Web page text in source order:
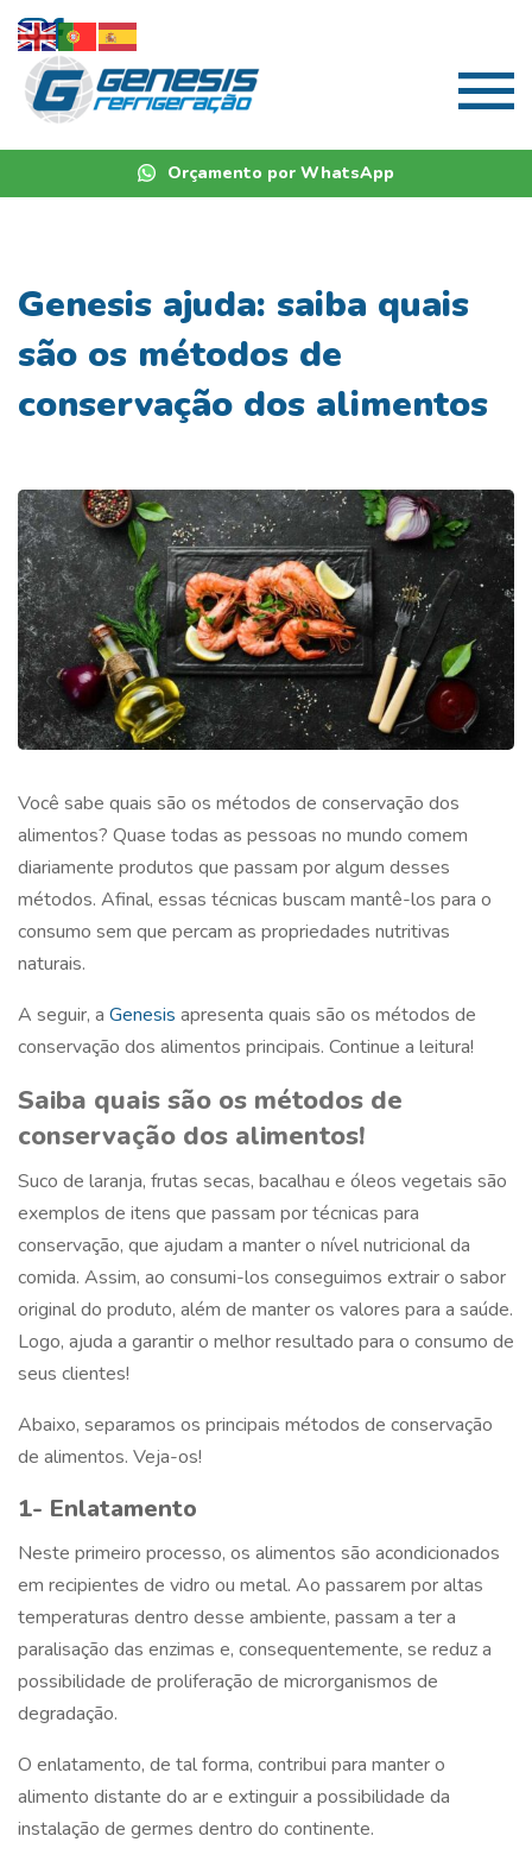
Orçamento por WhatsApp
Genesis ajuda: saiba quais
são os métodos de
conservação dos alimentos
Você sabe quais são os métodos de conservação dos
alimentos? Quase todas as pessoas no mundo comem
diariamente produtos que passam por algum desses
métodos. Afinal, essas técnicas buscam mantê-los para o
consumo sem que percam as propriedades nutritivas
naturais.
A seguir, a Genesis apresenta quais são os métodos de
conservação dos alimentos principais. Continue a leitura!
Saiba quais são os métodos de
conservação dos alimentos!
Suco de laranja, frutas secas, bacalhau e óleos vegetais são
exemplos de itens que passam por técnicas para
conservação, que ajudam a manter o nível nutricional da
comida. Assim, ao consumi-los conseguimos extrair o sabor
original do produto, além de manter os valores para a saúde.
Logo, ajuda a garantir o melhor resultado para o consumo de
seus clientes!
Abaixo, separamos os principais métodos de conservação
de alimentos. Veja-os!
1- Enlatamento
Neste primeiro processo, os alimentos são acondicionados
em recipientes de vidro ou metal. Ao passarem por altas
temperaturas dentro desse ambiente, passam a ter a
paralisação das enzimas e, consequentemente, se reduz a
possibilidade de proliferação de microrganismos de
degradação.
O enlatamento, de tal forma, contribui para manter o
alimento distante do ar e extinguir a possibilidade da
instalação de germes dentro do continente.